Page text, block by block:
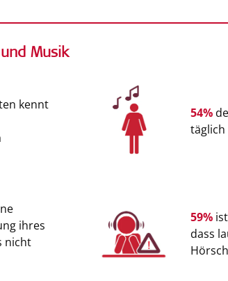
Musik
kennt
ihres
nicht
54%
täglich
59%
dass